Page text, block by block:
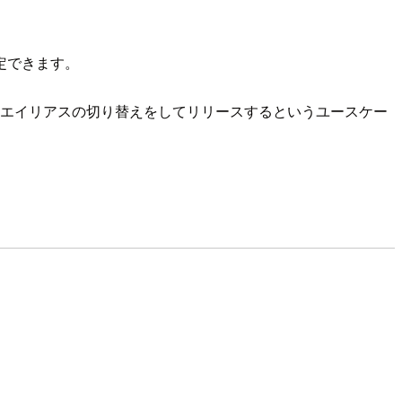
きます。
イリアスの切り替えをしてリリースするというユースケー